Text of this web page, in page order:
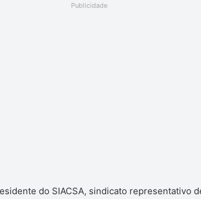
Publicidade
do SIACSA, sindicato representativo